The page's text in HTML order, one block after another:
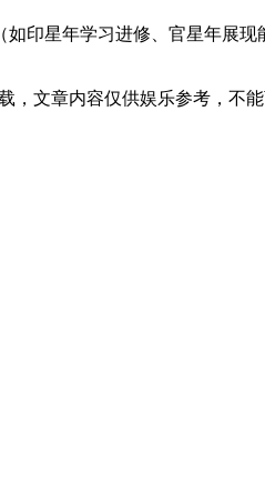
印星年学习进修、官星年展
，文章内容仅供娱乐参考，不能